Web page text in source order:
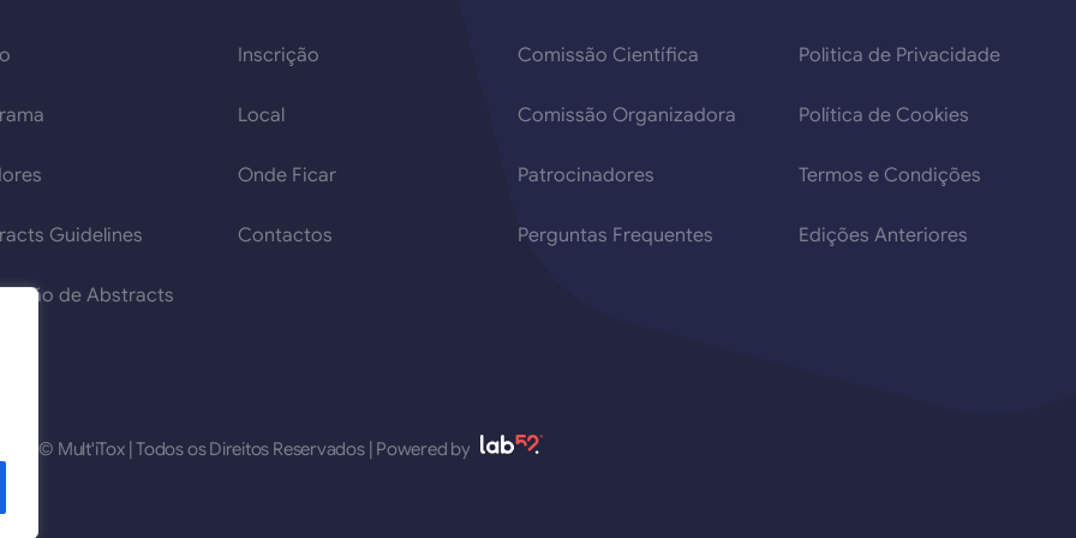
Guidelines
de Abstracts
Inscrição
Local
Onde Ficar
Contactos
Comissão Científica
Comissão Organizadora
Patrocinadores
Perguntas Frequentes
Politica de Privacidade
Política de Cookies
Termos e Condições
Edições Anteriores
© Mult'iTox | Todos os Direitos Reservados | Powered by